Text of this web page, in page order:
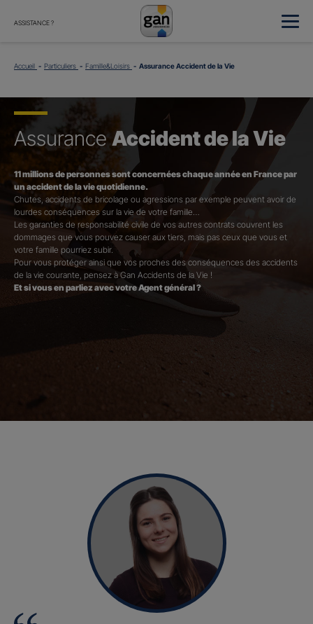
ASSISTANCE ?
Accueil Particuliers Famille&Loisirs Assurance Accident de la Vie
AssuranceAccident de la Vie
11 millions de personnes sont concernées chaque année en France par
un accident de la vie quotidienne.
Chutes, accidents de bricolage ou agressions par exemple peuvent avoir de
lourdes conséquences sur la vie de votre famille…
Les garanties de responsabilité civile de vos autres contrats couvrent les
dommages que vous pouvez causer aux tiers, mais pas ceux que vous et
votre famille pourriez subir.
Pour vous protéger ainsi que vos proches des conséquences des accidents
de la vie courante, pensez à Gan Accidents de la Vie !
Et si vous en parliez avec votre Agent général ?